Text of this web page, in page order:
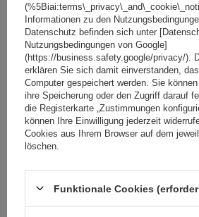
Dachträger G3 CL 61.110 universell
integrierte Stahlreling
89,99 €inkl. MwSt
Große Menge verfügbar Wir
In den
Informationen zu den
Datenschutz befinden sich unter
Nutzungsbedingungen von Google]
(https://business.safety.google/privacy/).
erklären Sie sich damit einverstanden,
Computer gespeichert werden. Sie
ihre Speicherung oder den Zugriff darauf
die Registerkarte „Zustimmungen
können Ihre Einwilligung jederzeit
Cookies aus Ihrem Browser auf dem
löschen.
Funktionale Cookies